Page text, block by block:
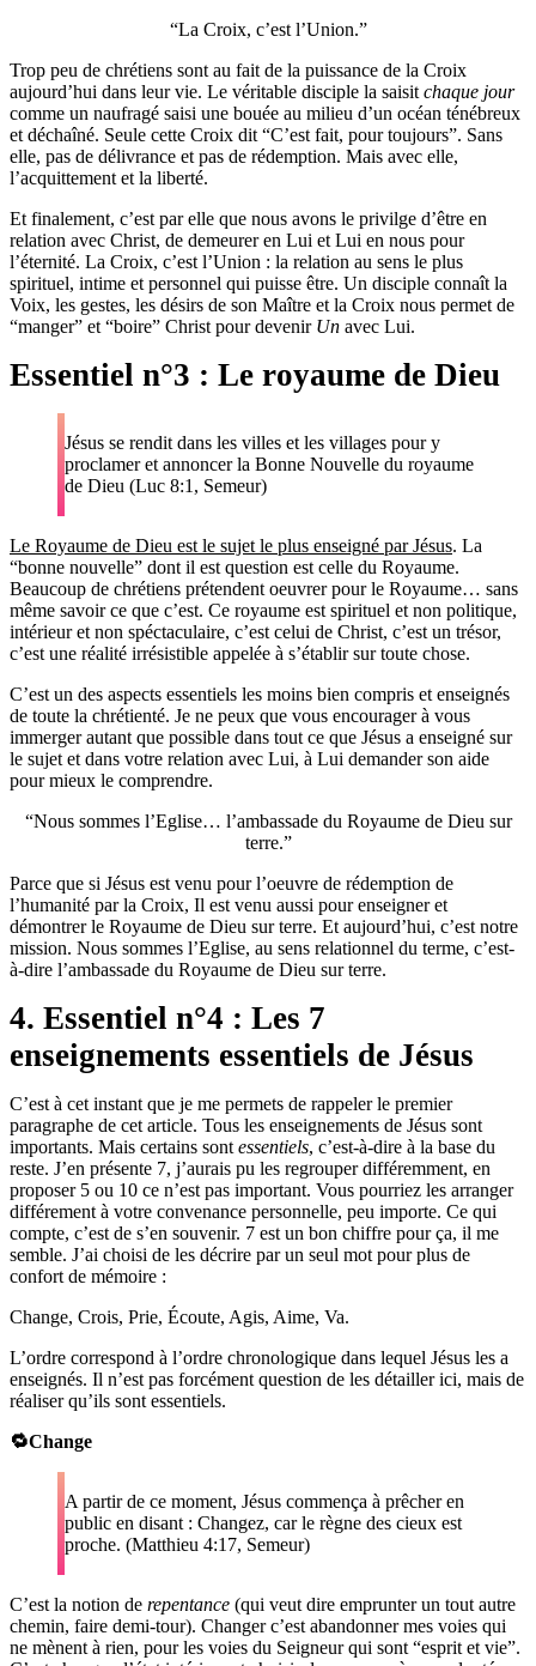
La Croix, c’est l’Union.
Trop peu de chrétiens sont au fait de la puissance de la Croix
aujourd’hui dans leur vie. Le véritable disciple la saisit chaque jour
comme un naufragé saisi une bouée au milieu d’un océan ténébreux
et déchaîné. Seule cette Croix dit “C’est fait, pour toujours”. Sans
elle, pas de délivrance et pas de rédemption. Mais avec elle,
l’acquittement et la liberté.
Et finalement, c’est par elle que nous avons le privilge d’être en
relation avec Christ, de demeurer en Lui et Lui en nous pour
l’éternité. La Croix, c’est l’Union : la relation au sens le plus
spirituel, intime et personnel qui puisse être. Un disciple connaît la
Voix, les gestes, les désirs de son Maître et la Croix nous permet de
“manger” et “boire” Christ pour devenir Un avec Lui.
Essentiel n°3 : Le royaume de Dieu
Jésus se rendit dans les villes et les villages pour y
proclamer et annoncer la Bonne Nouvelle du royaume
de Dieu (Luc 8:1, Semeur)
Le Royaume de Dieu est le sujet le plus enseigné par Jésus. La
“bonne nouvelle” dont il est question est celle du Royaume.
Beaucoup de chrétiens prétendent oeuvrer pour le Royaume… sans
même savoir ce que c’est. Ce royaume est spirituel et non politique,
intérieur et non spéctaculaire, c’est celui de Christ, c’est un trésor,
c’est une réalité irrésistible appelée à s’établir sur toute chose.
C’est un des aspects essentiels les moins bien compris et enseignés
de toute la chrétienté. Je ne peux que vous encourager à vous
immerger autant que possible dans tout ce que Jésus a enseigné sur
le sujet et dans votre relation avec Lui, à Lui demander son aide
pour mieux le comprendre.
Nous sommes l’Eglise… l’ambassade du Royaume de Dieu sur
terre.
Parce que si Jésus est venu pour l’oeuvre de rédemption de
l’humanité par la Croix, Il est venu aussi pour enseigner et
démontrer le Royaume de Dieu sur terre. Et aujourd’hui, c’est notre
mission. Nous sommes l’Eglise, au sens relationnel du terme, c’est-
à-dire l’ambassade du Royaume de Dieu sur terre.
4. Essentiel n°4 : Les 7
enseignements essentiels de Jésus
C’est à cet instant que je me permets de rappeler le premier
paragraphe de cet article. Tous les enseignements de Jésus sont
importants. Mais certains sont essentiels, c’est-à-dire à la base du
reste. J’en présente 7, j’aurais pu les regrouper différemment, en
proposer 5 ou 10 ce n’est pas important. Vous pourriez les arranger
différement à votre convenance personnelle, peu importe. Ce qui
compte, c’est de s’en souvenir. 7 est un bon chiffre pour ça, il me
semble. J’ai choisi de les décrire par un seul mot pour plus de
confort de mémoire :
Change, Crois, Prie, Écoute, Agis, Aime, Va.
L’ordre correspond à l’ordre chronologique dans lequel Jésus les a
enseignés. Il n’est pas forcément question de les détailler ici, mais de
réaliser qu’ils sont essentiels.
🔁Change
A partir de ce moment, Jésus commença à prêcher en
public en disant : Changez, car le règne des cieux est
proche. (Matthieu 4:17, Semeur)
C’est la notion de repentance (qui veut dire emprunter un tout autre
chemin, faire demi-tour). Changer c’est abandonner mes voies qui
ne mènent à rien, pour les voies du Seigneur qui sont “esprit et vie”.